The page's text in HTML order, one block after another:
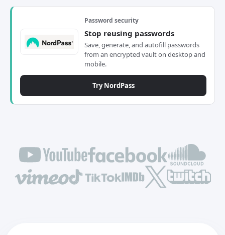
Password security
Stop reusing passwords
Save, generate, and autofill passwords
from an encrypted vault on desktop and
mobile.
Try NordPass